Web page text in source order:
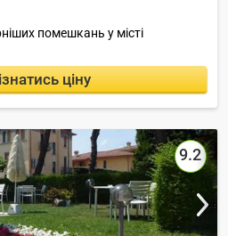
помешкань у місті
ціну
9.2